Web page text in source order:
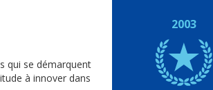
qui se démarquent
à innover dans
2003